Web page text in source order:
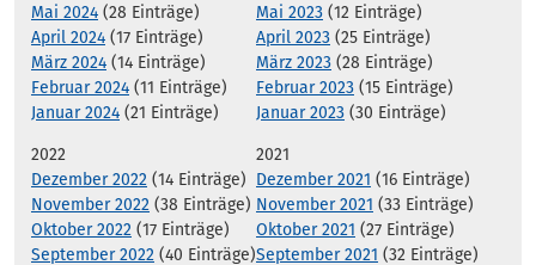
Mai 2024 (28 Einträge)
April 2024 (17 Einträge)
März 2024 (14 Einträge)
Februar 2024 (11 Einträge)
Januar 2024 (21 Einträge)
Mai 2023 (12 Einträge)
April 2023 (25 Einträge)
März 2023 (28 Einträge)
Februar 2023 (15 Einträge)
Januar 2023 (30 Einträge)
2022
Dezember 2022 (14 Einträge)
November 2022 (38 Einträge)
Oktober 2022 (17 Einträge)
September 2022 (40 Einträge)
2021
Dezember 2021 (16 Einträge)
November 2021 (33 Einträge)
Oktober 2021 (27 Einträge)
September 2021 (32 Einträge)